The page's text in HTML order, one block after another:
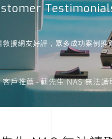
救援網友好評，眾多成功案例推
客戶推薦 -蘇先生 NAS 無法讀